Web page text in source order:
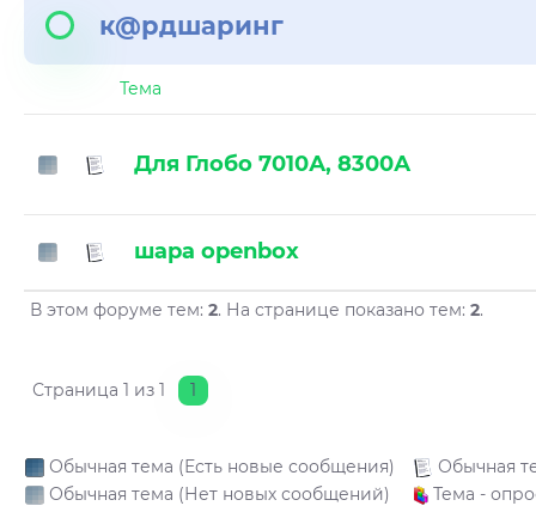
к@рдшаринг
Тема
Для Глобо 7010А, 8300А
шара openbox
В этом форуме тем: 2. На странице показано тем: 2.
Страница 1 из 1 1
Обычная тема (Есть новые сообщения)
Обычная
Обычная тема (Нет новых сообщений)
Тема -